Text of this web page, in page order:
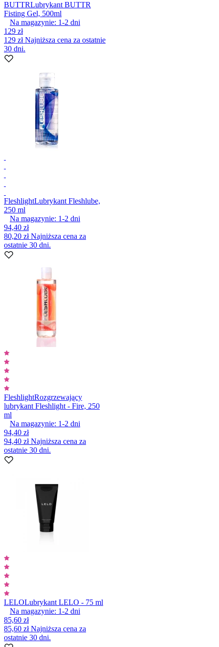
BUTTRLubrykant BUTTR
Fisting Gel, 500ml
Na magazynie: 1-2 dni
129 zł
129 złNajniższa cena za ostatnie
30 dni.
FleshlightLubrykant Fleshlube,
250 ml
Na magazynie: 1-2 dni
94,40 zł
80,20 złNajniższa cena za
ostatnie 30 dni.
FleshlightRozgrzewający
lubrykant Fleshlight - Fire, 250
ml
Na magazynie: 1-2 dni
94,40 zł
94,40 złNajniższa cena za
ostatnie 30 dni.
LELOLubrykant LELO - 75 ml
Na magazynie: 1-2 dni
85,60 zł
85,60 złNajniższa cena za
ostatnie 30 dni.